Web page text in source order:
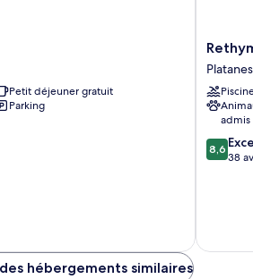
Petit déjeuner gratuit
Parking
Village
Platanes
Platanes
admis
8.6
sur
8,6
38
hébergements similaires